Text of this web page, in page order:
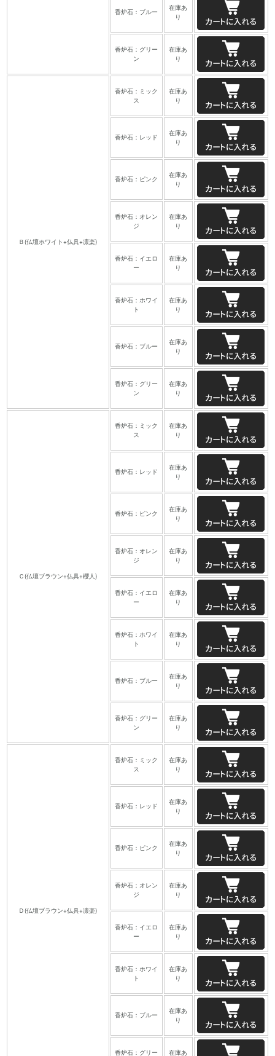
香炉石：ブルー
在庫あ
り
香炉石：グリー
ン
在庫あ
り
Ｂ(仏壇ホワイト+仏具+凛楽)
香炉石：ミック
ス
在庫あ
り
香炉石：レッド
在庫あ
り
香炉石：ピンク
在庫あ
り
香炉石：オレン
ジ
在庫あ
り
香炉石：イエロ
ー
在庫あ
り
香炉石：ホワイ
ト
在庫あ
り
香炉石：ブルー
在庫あ
り
香炉石：グリー
ン
在庫あ
り
Ｃ(仏壇ブラウン+仏具+櫻人)
香炉石：ミック
ス
在庫あ
り
香炉石：レッド
在庫あ
り
香炉石：ピンク
在庫あ
り
香炉石：オレン
ジ
在庫あ
り
香炉石：イエロ
ー
在庫あ
り
香炉石：ホワイ
ト
在庫あ
り
香炉石：ブルー
在庫あ
り
香炉石：グリー
ン
在庫あ
り
Ｄ(仏壇ブラウン+仏具+凛楽)
香炉石：ミック
ス
在庫あ
り
香炉石：レッド
在庫あ
り
香炉石：ピンク
在庫あ
り
香炉石：オレン
ジ
在庫あ
り
香炉石：イエロ
ー
在庫あ
り
香炉石：ホワイ
ト
在庫あ
り
香炉石：ブルー
在庫あ
り
香炉石：グリー 在庫あ